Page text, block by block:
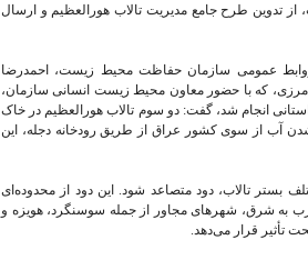
تدوین طرح جامع مدیریت تالاب هورالعظیم و ارسال
روابط عمومی سازمان حفاظت محیط زیست، احمدرضا
مرزی، که با حضور معاون محیط زیست انسانی سازمان،
انجام شد، گفت: دو سوم تالاب هورالعظیم در خاک
آب از سوی کشور عراق از طریق رودخانه دجله، این
بستر تالاب، دود متصاعد شود. این دود از محدوده‌ای
از غرب به شرق، شهرهای مجاور از جمله سوسنگرد، هویزه و
تأثیر قرار می‌دهد.